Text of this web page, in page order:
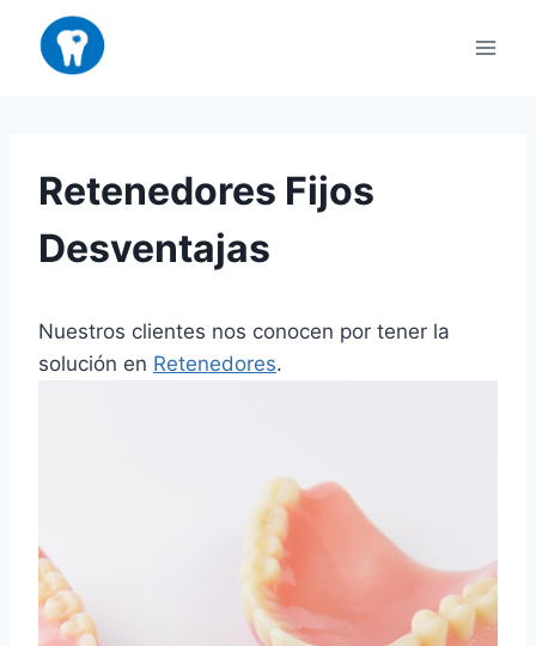
Saltar
contenido
Retenedores Fijos
Desventajas
Nuestros clientes nos conocen por tener la
solución en Retenedores.